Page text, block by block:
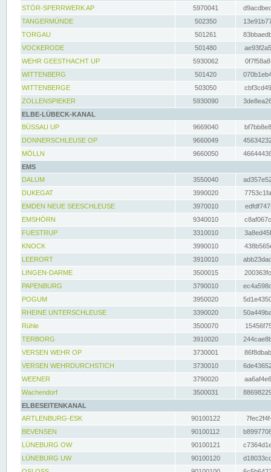
STÖR-SPERRWERK AP 5970041
TANGERMÜNDE
502350
TORGAU
501261
VOCKERODE
501480
WEHR GEESTHACHT UP
5930062
WITTENBERG
501420
WITTENBERGE
503050
ZOLLENSPIEKER
5930090
ELBE-LÜBECK-KANAL
BÜSSAU UP
9669040
DONNERSCHLEUSE OP
9660049
MÖLLN
9660050
EMS
DALUM
3550040
DUKEGAT
3990020
EMDEN NEUE SEESCHLEUSE
3970010
EMSHÖRN
9340010
FUESTRUP
3310010
KNOCK
3990010
LEERORT
3910010
LINGEN-DARME
3500015
PAPENBURG
3790010
POGUM
3950020
RHEINE UNTERSCHLEUSE
3390020
Rühle
3500070
TERBORG
3910020
VERSEN WEHR OP
3730001
VERSEN WEHRDURCHSTICH
3730010
WEENER
3790020
Wachendorf
3500031
ELBESEITENKANAL
ARTLENBURG-ESK
90100122
BEVENSEN
90100112
LÜNEBURG OW
90100121
LÜNEBURG UW
90100120